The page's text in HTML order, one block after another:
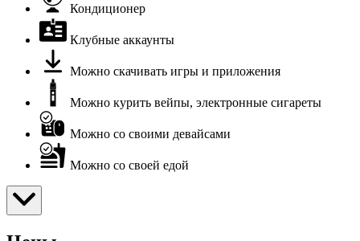
Кондиционер
Клубные аккаунты
Можно скачивать игры и приложения
Можно курить вейпы, электронные сигареты
Можно со своими девайсами
Можно со своей едой